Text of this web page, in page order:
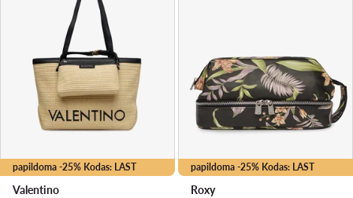
papildoma -25% Kodas: LAST
Valentino
papildoma -25% Kodas: LAST
Roxy